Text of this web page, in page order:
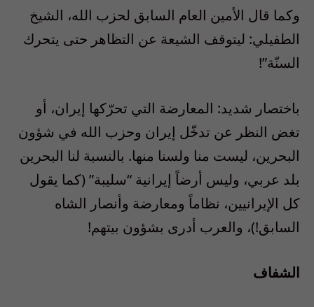
وكما قال الأمين العام السابق لحزب الله، الشيخ
الطفيلي: ليتوقف الشيعة عن التظاهر حتى يتحرك
السنّة”!
باختصار شديد: المعارضة التي تحرّكها إيران، أو
تغض النظر عن تدخّل إيران وحزب الله في شؤون
البحرين، ليست منا ولسنا منها. بالنسبة لنا البحرين
بلد عربي، وليس أرضاً إيرانية “سليبة” (كما يقول
كل الإيرانيين، نظاماً ومعارضة وأنصار الشاه
السابق!)، والعرب أدرى بشؤون بيتهم!
الشفاف